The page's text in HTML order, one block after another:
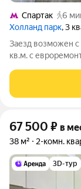
Спартак
6
Холланд парк, 3
Заезд возможен
кв.м. с
выходят на улицу.
67 500 ₽ в
38 м² 2-комн.
3D-тур